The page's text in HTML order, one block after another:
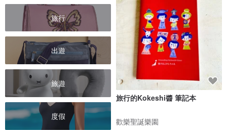
旅行
出遊
旅遊
度假
旅行的Kokeshi醬 筆記本
歡樂聖誕樂園